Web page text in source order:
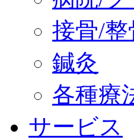
接骨/整
鍼灸
各種療
サービス